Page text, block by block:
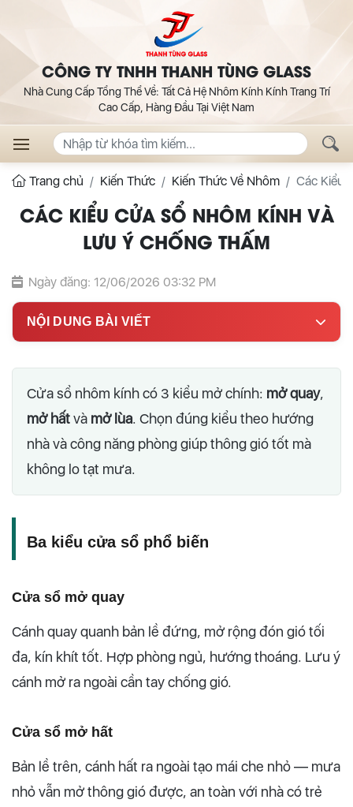
CÔNG TY TNHH THANH TÙNG GLASS
Nhà Cung Cấp Tổng Thể Về: Tất Cả Hệ Nhôm Kính Kính Trang Trí
Cao Cấp, Hàng Đầu Tại Việt Nam
Trang chủ Kiến Thức Kiến Thức Về Nhôm Các Kiểu
CÁC KIỂU CỬA SỔ NHÔM KÍNH VÀ
LƯU Ý CHỐNG THẤM
Ngày đăng: 12/06/2026 03:32 PM
NỘI DUNG BÀI VIẾT
Cửa sổ nhôm kính có 3 kiểu mở chính: mở quay,
mở hấtvà mở lùa. Chọn đúng kiểu theo hướng
nhà và công năng phòng giúp thông gió tốt mà
không lo tạt mưa.
Ba kiểu cửa sổ phổ biến
Cửa sổ mở quay
Cánh quay quanh bản lề đứng, mở rộng đón gió tối
đa, kín khít tốt. Hợp phòng ngủ, hướng thoáng. Lưu ý
cánh mở ra ngoài cần tay chống gió.
Cửa sổ mở hất
Bản lề trên, cánh hất ra ngoài tạo mái che nhỏ — mưa
nhỏ vẫn mở thông gió được, an toàn với nhà có trẻ